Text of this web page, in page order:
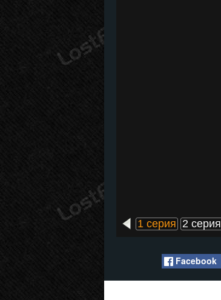
1 серия 2 серия
Facebook